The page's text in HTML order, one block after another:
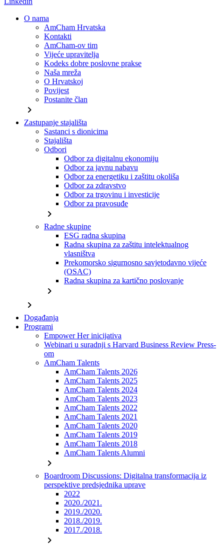
O nama
AmCham Hrvatska
Kontakti
AmCham-ov tim
Vijeće upravitelja
Kodeks dobre poslovne prakse
Naša mreža
O Hrvatskoj
Povijest
Postanite član
chevron_right
Zastupanje stajališta
Sastanci s dionicima
Stajališta
Odbori
Odbor za digitalnu ekonomiju
Odbor za javnu nabavu
Odbor za energetiku i zaštitu okoliša
Odbor za zdravstvo
Odbor za trgovinu i investicije
Odbor za pravosuđe
chevron_right
Radne skupine
ESG radna skupina
Radna skupina za zaštitu intelektualnog
vlasništva
Prekomorsko sigurnosno savjetodavno vijeće
(OSAC)
Radna skupina za kartično poslovanje
chevron_right
chevron_right
Događanja
Programi
Empower Her inicijativa
Webinari u suradnji s Harvard Business Review Press-
om
AmCham Talents
AmCham Talents 2026
AmCham Talents 2025
AmCham Talents 2024
AmCham Talents 2023
AmCham Talents 2022
AmCham Talents 2021
AmCham Talents 2020
AmCham Talents 2019
AmCham Talents 2018
AmCham Talents Alumni
chevron_right
Boardroom Discussions: Digitalna transformacija iz
perspektive predsjednika uprave
2022
2020./2021.
2019./2020.
2018./2019.
2017./2018.
chevron_right